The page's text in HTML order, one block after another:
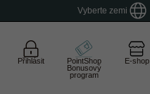
Vyberte zemi
Přihlásit
PointShop
Bonusový
program
E-shop